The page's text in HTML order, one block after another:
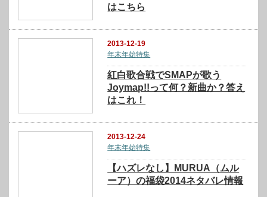
はこちら
2013-12-19
年末年始特集
紅白歌合戦でSMAPが歌う
Joymap!!って何？新曲か？答え
はこれ！
2013-12-24
年末年始特集
【ハズレなし】MURUA（ムル
ーア）の福袋2014ネタバレ情報